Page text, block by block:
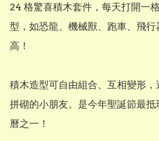
24 格驚喜積木套件，每天打開一
型，如恐龍、機械獸、跑車、飛
高！
積木造型可自由組合、互相變形
拼砌的小朋友。是今年聖誕節最